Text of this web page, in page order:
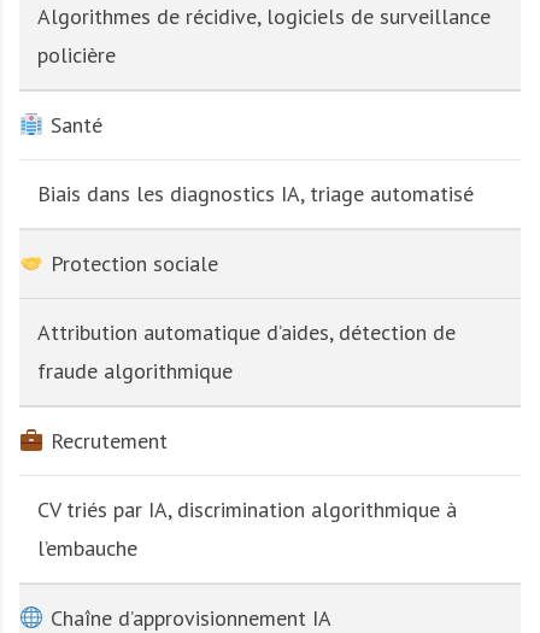
Algorithmes de récidive, logiciels de surveillance
policière
Santé
Biais dans les diagnostics IA, triage automatisé
Protection sociale
Attribution automatique d’aides, détection de
fraude algorithmique
Recrutement
CV triés par IA, discrimination algorithmique à
l’embauche
Chaîne d’approvisionnement IA